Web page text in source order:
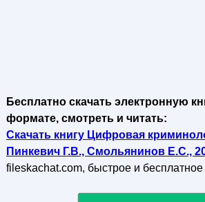
Бесплатно скачать электронную
формате, смотреть и читать:
Скачать книгу Цифровая
Пинкевич Г.В., Смольянинов Е.С.,
fileskachat.com, быстрое и бесплатное